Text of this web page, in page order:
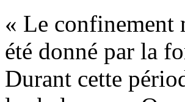
« Le confinement
été donné par la
Durant cette